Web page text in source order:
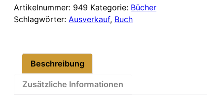
Menge
Artikelnummer: 949 Kategorie: Bücher
Schlagwörter: Ausverkauf, Buch
Beschreibung
Zusätzliche Informationen